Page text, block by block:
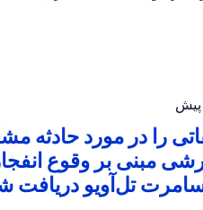
را در مورد حادثه
مبنی بر وقوع
تل‌آویو دریافت